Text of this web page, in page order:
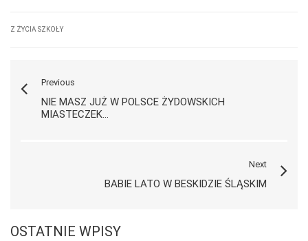
Z ŻYCIA SZKOŁY
Previous
NIE MASZ JUŻ W POLSCE ŻYDOWSKICH
MIASTECZEK...
Next
BABIE LATO W BESKIDZIE ŚLĄSKIM
OSTATNIE WPISY